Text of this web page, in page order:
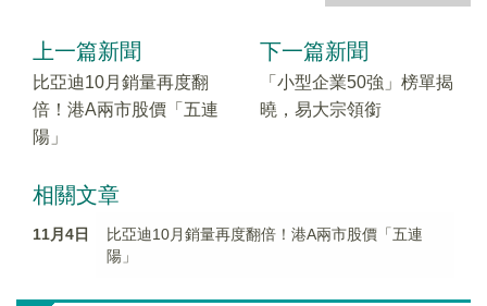
上一篇新聞
比亞迪10月銷量再度翻
倍！港A兩市股價「五連
陽」
下一篇新聞
「小型企業50強」榜單揭
曉，易大宗領銜
相關文章
11月4日
比亞迪10月銷量再度翻倍！港A兩市股價「五連
陽」